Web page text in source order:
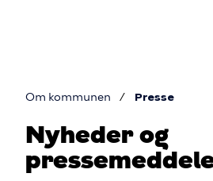
er
her
Om kommunen Presse
Nyheder og